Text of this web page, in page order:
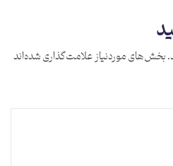
بخش‌های موردنیاز علامت‌گذاری شده‌اند